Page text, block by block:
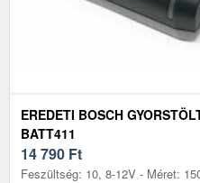
EREDETI BOSCH
BATT411
14 790 Ft
Feszültség: 10, 8-12V - Méret: